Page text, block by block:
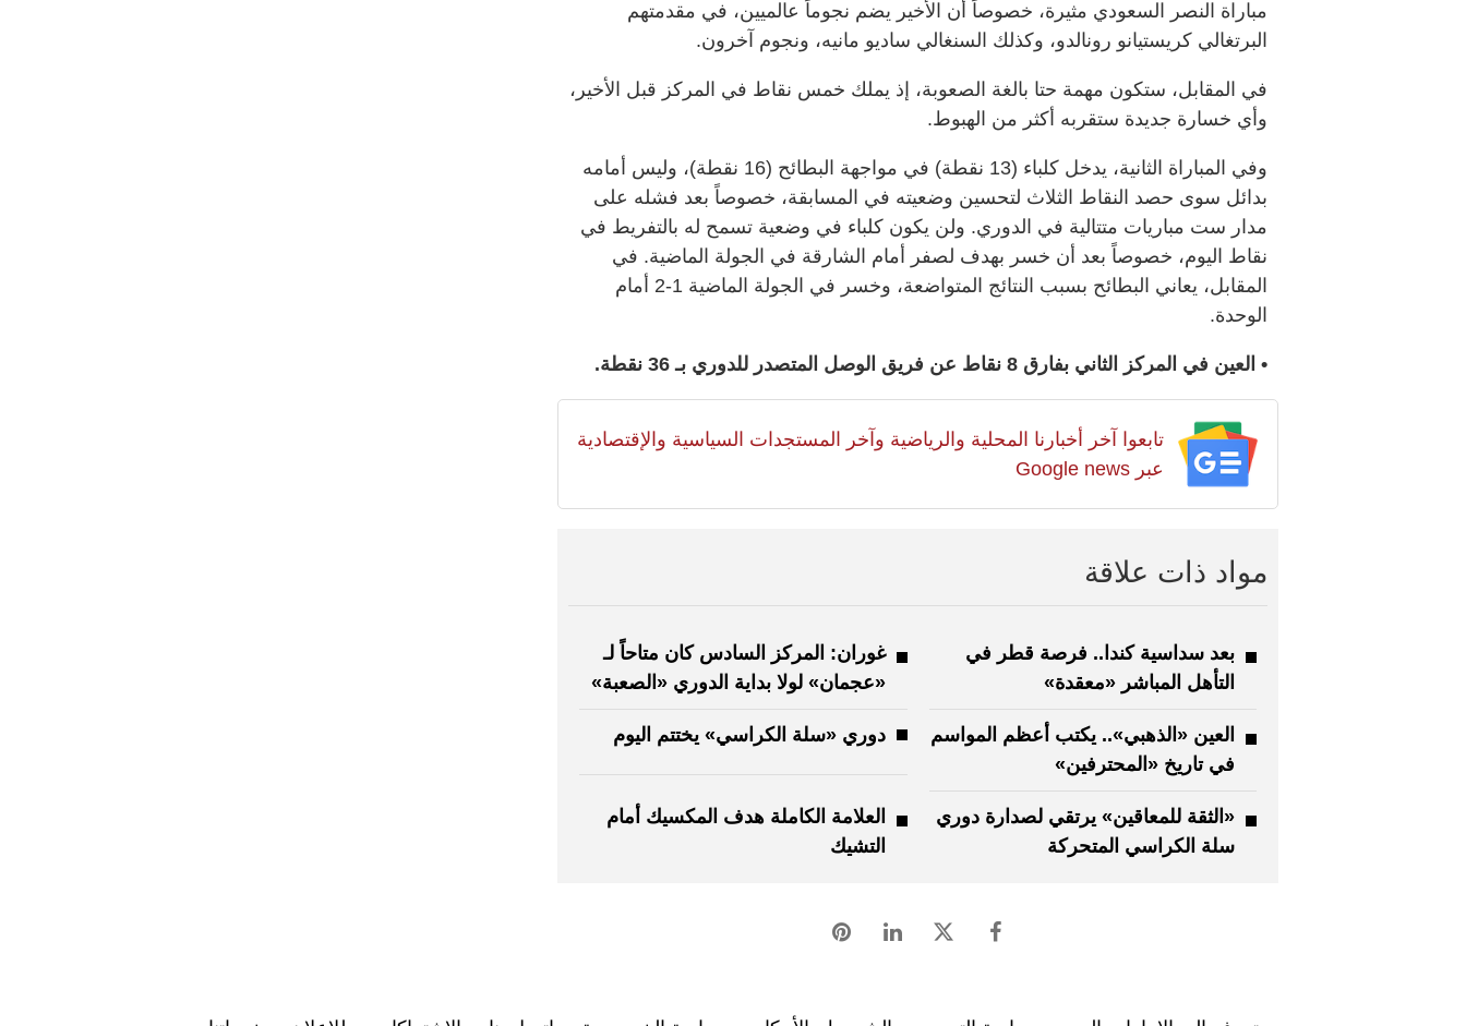
مباراة النصر السعودي مثيرة، خصوصاً أن الأخير يضم نجوماً عالميين، في مقدمتهم
البرتغالي كريستيانو رونالدو، وكذلك السنغالي ساديو مانيه، ونجوم آخرون.
في المقابل، ستكون مهمة حتا بالغة الصعوبة، إذ يملك خمس نقاط في المركز قبل الأخير،
وأي خسارة جديدة ستقربه أكثر من الهبوط.
وفي المباراة الثانية، يدخل كلباء (13 نقطة) في مواجهة البطائح (16 نقطة)، وليس أمامه
بدائل سوى حصد النقاط الثلاث لتحسين وضعيته في المسابقة، خصوصاً بعد فشله على
مدار ست مباريات متتالية في الدوري. ولن يكون كلباء في وضعية تسمح له بالتفريط في
نقاط اليوم، خصوصاً بعد أن خسر بهدف لصفر أمام الشارقة في الجولة الماضية. في
المقابل، يعاني البطائح بسبب النتائج المتواضعة، وخسر في الجولة الماضية 1-2 أمام
الوحدة.
• العين في المركز الثاني بفارق 8 نقاط عن فريق الوصل المتصدر للدوري بـ 36 نقطة.
تابعوا آخر أخبارنا المحلية والرياضية وآخر المستجدات السياسية والإقتصادية
عبر Google news
مواد ذات علاقة
بعد سداسية كندا.. فرصة قطر في
التأهل المباشر «معقدة»
غوران: المركز السادس كان متاحاً لـ
«عجمان» لولا بداية الدوري «الصعبة»
العين «الذهبي».. يكتب أعظم المواسم
في تاريخ «المحترفين»
دوري «سلة الكراسي» يختتم اليوم
«الثقة للمعاقين» يرتقي لصدارة دوري
سلة الكراسي المتحركة
العلامة الكاملة هدف المكسيك أمام
التشيك